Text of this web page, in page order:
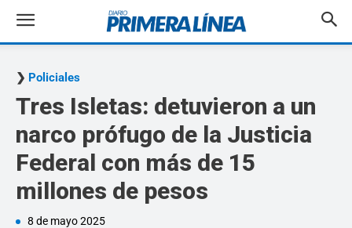
Policiales
Tres Isletas: detuvieron a un
narco prófugo de la Justicia
Federal con más de 15
millones de pesos
8 de mayo 2025